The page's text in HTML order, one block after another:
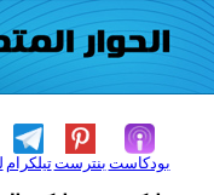
تيلكرامبنترست بودكاست